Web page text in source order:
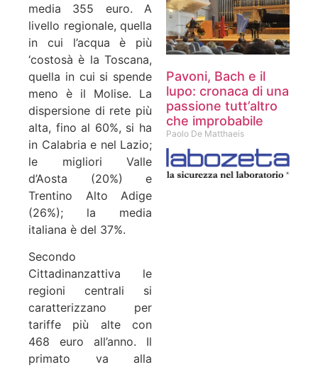
media 355 euro. A
livello regionale, quella
in cui l’acqua è più
‘costosà è la Toscana,
quella in cui si spende
meno è il Molise. La
dispersione di rete più
alta, fino al 60%, si ha
in Calabria e nel Lazio;
le migliori Valle
d’Aosta (20%) e
Trentino Alto Adige
(26%); la media
italiana è del 37%.
Secondo
Cittadinanzattiva le
regioni centrali si
caratterizzano per
tariffe più alte con
468 euro all’anno. Il
primato va alla
Pavoni, Bach e il
lupo: cronaca di una
passione tutt’altro
che improbabile
Paolo De Matthaeis